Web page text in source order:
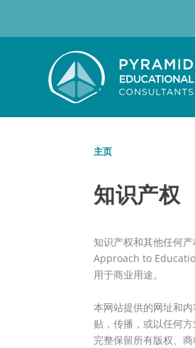
主页
知识产权
知识产权和其他任何
Approach to
用于商业用途。
本网站提供的网址和
贴，传播，或以任何
完整保留所有版权、商